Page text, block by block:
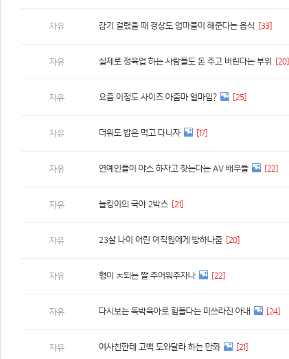
자유 감기 걸렸을 때 경상도 엄마들이 해준다는 음식 [33]
자유 실제로 정육업 하는 사람들도 돈 주고 버린다는 부위 [20]
자유 요즘 이정도 사이즈 아줌마 얼마임? [25]
자유 더워도 밥은 먹고 다니자 [17]
자유 연예인들이 야스 하자고 찾는다는 AV 배우들 [22]
자유 늘킹이의 국야 2박스 [21]
자유 23살 나이 어린 여직원에게 방하나줌 [20]
자유 형이 ㅈ되는 짤 주어워주자나 [22]
자유 다시보는 독박육아로 힘들다는 미쓰라진 아내 [24]
자유 여사친한테 고백 도와달라 하는 만화 [21]